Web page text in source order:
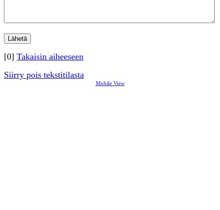
[0] Takaisin aiheeseen
Siirry pois tekstitilasta
Mobile View